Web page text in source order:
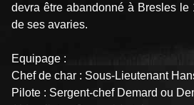
devra être abandonné à Bresles
de ses avaries.
Equipage :
Chef de char : Sous-Lieutenant
Pilote : Sergent-chef Demard ou